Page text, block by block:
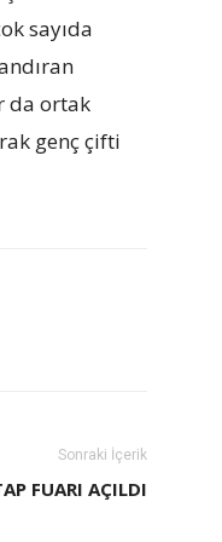
sayıda
da ortak
genç çifti
Sonraki İçerik
FUARI AÇILDI